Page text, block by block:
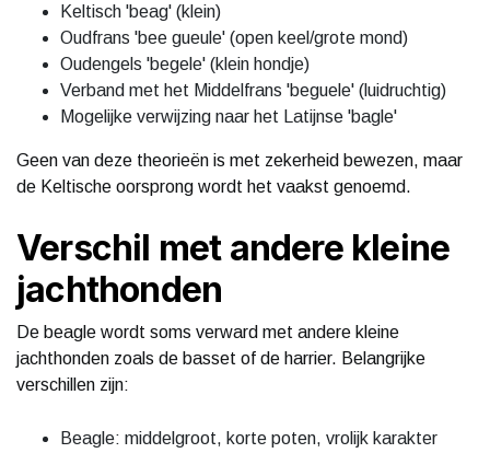
Keltisch 'beag' (klein)
Oudfrans 'bee gueule' (open keel/grote mond)
Oudengels 'begele' (klein hondje)
Verband met het Middelfrans 'beguele' (luidruchtig)
Mogelijke verwijzing naar het Latijnse 'bagle'
Geen van deze theorieën is met zekerheid bewezen, maar
de Keltische oorsprong wordt het vaakst genoemd.
Verschil met andere kleine
jachthonden
De beagle wordt soms verward met andere kleine
jachthonden zoals de basset of de harrier. Belangrijke
verschillen zijn:
Beagle: middelgroot, korte poten, vrolijk karakter